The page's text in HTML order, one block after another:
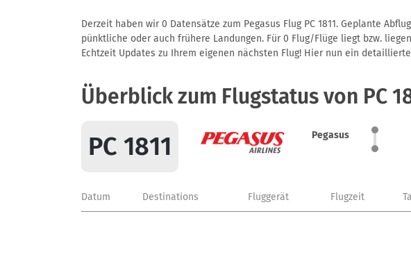
Derzeit haben wir 0 Datensätze zum Pegasus Flug PC 1811. Geplante
pünktliche oder auch frühere Landungen. Für 0 Flug/Flüge liegt bzw.
Echtzeit Updates zu Ihrem eigenen nächsten Flug! Hier nun ein
Überblick zum Flugstatus von PC
PC 1811 Pegasus
Datum Destinations Fluggerät Flugzeit